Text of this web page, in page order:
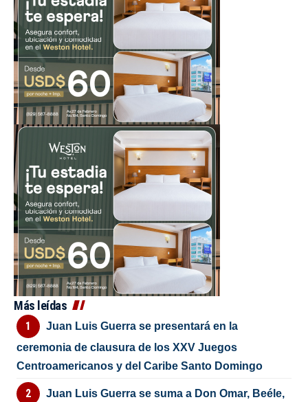
Más leídas
Juan Luis Guerra se presentará en la
ceremonia de clausura de los XXV Juegos
Centroamericanos y del Caribe Santo Domingo
Juan Luis Guerra se suma a Don Omar, Beéle,